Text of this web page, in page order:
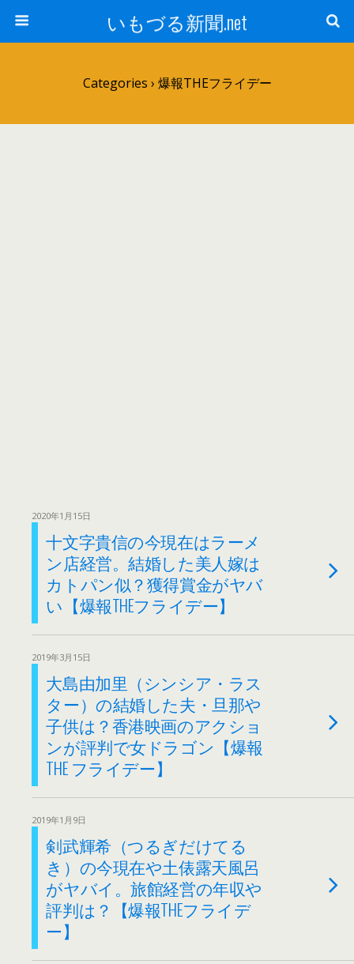
いもづる新聞.net
Categories › 爆報THEフライデー
2020年1月15日
十文字貴信の今現在はラーメ
ン店経営。結婚した美人嫁は
カトパン似？獲得賞金がヤバ
い【爆報THEフライデー】
2019年3月15日
大島由加里（シンシア・ラス
ター）の結婚した夫・旦那や
子供は？香港映画のアクショ
ンが評判で女ドラゴン【爆報
THE フライデー】
2019年1月9日
剣武輝希（つるぎだけてる
き）の今現在や土俵露天風呂
がヤバイ。旅館経営の年収や
評判は？【爆報THEフライデ
ー】